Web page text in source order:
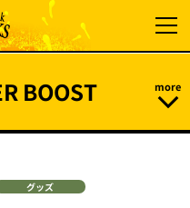
BOOST
グッズ